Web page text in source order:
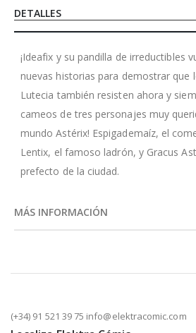
DETALLES
¡Ideafix y su pandilla de irreductibles
nuevas historias para demostrar que
Lutecia también resisten ahora y
cameos de tres personajes muy
mundo Astérix! Espigademaíz, el
Lentix, el famoso ladrón, y Gracus
prefecto de la ciudad.
MÁS INFORMACIÓN
(+34) 91 521 39 75 info@elektracomic.com